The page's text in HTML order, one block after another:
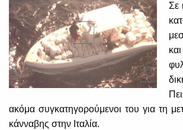
Σε
ακόμα συγκατηγορούμενοι του για τη
κάνναβης στην Ιταλία.